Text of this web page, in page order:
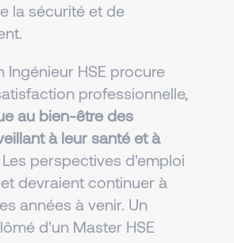
la sécurité et de
Ingénieur HSE procure
professionnelle,
au bien-être des
à leur santé et à
Les perspectives d'emploi
devraient continuer à
années à venir. Un
d'un Master HSE